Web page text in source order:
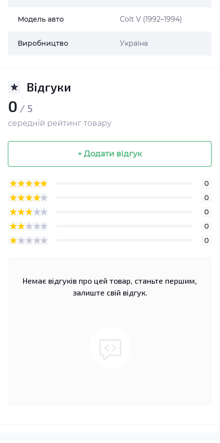
Модель авто Colt V (1992–1994)
Виробництво Україна
Відгуки
0 / 5
середній рейтинг товару
+ Додати відгук
0
0
0
0
0
Немає відгуків про цей товар, станьте першим,
залиште свій відгук.